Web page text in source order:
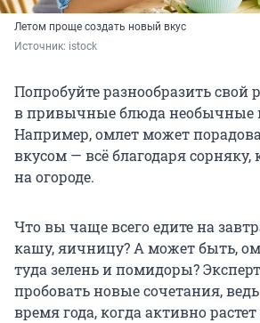
Летом проще создать новый вкус
Источник: istock
Попробуйте разнообразить свой
в привычные блюда необычные
Например, омлет может
вкусом — всё благодаря сорняку,
на огороде.
Что вы чаще всего едите на
кашу, яичницу? А может быть,
туда зелень и помидоры?
пробовать новые сочетания,
время года, когда активно